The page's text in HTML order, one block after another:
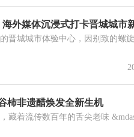
海外媒体沉浸式打卡晋城城市
城城市体验中心，因别致的螺
柿非遗醋焕发全新生机
着流传数百年的舌尖老味